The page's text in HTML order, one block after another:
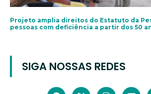
Projeto amplia direitos do Estatuto da
pessoas com deficiência a partir dos 50
SIGA NOSSAS REDES